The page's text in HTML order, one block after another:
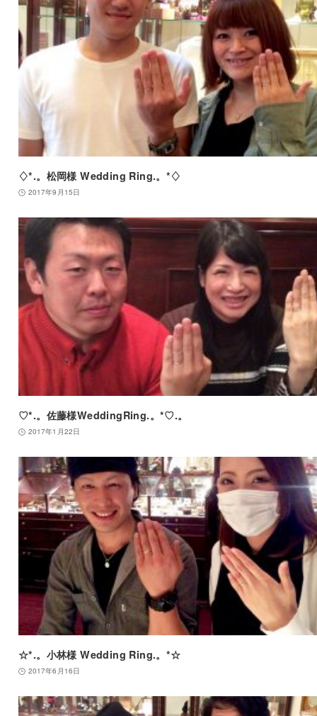
♢*.。松岡様 Wedding Ring.。*♢
2017年9月15日
♡*.。佐藤様WeddingRing.。*♡.。
2017年1月22日
☆*.。小林様 Wedding Ring.。*☆
2017年6月16日